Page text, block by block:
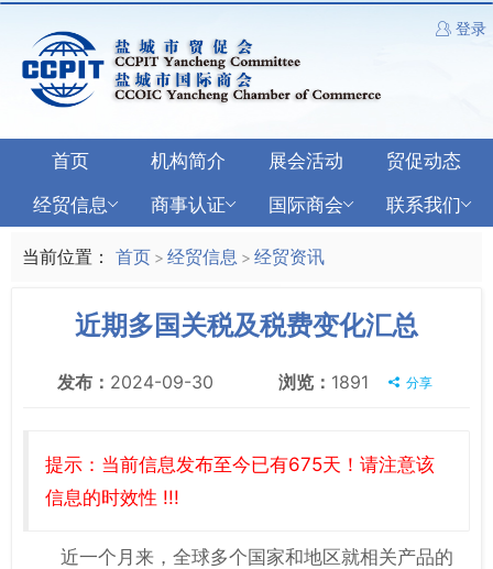
登录
首页 机构简介 展会活动
贸促动态
经贸信息
商事认证 国际商会 联系我们
当前位置： 首页 > 经贸信息 > 经贸资讯
近期多国关税及税费变化汇总
发布： 2024-09-30 浏览： 1891 分享
提示：当前信息发布至今已有675天！请注意该
信息的时效性 !!!
近一个月来，全球多个国家和地区就相关产品的